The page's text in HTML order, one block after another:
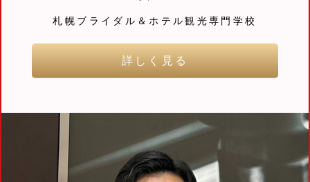
札幌ブライダル＆ホテル観光専門学校
詳しく見る